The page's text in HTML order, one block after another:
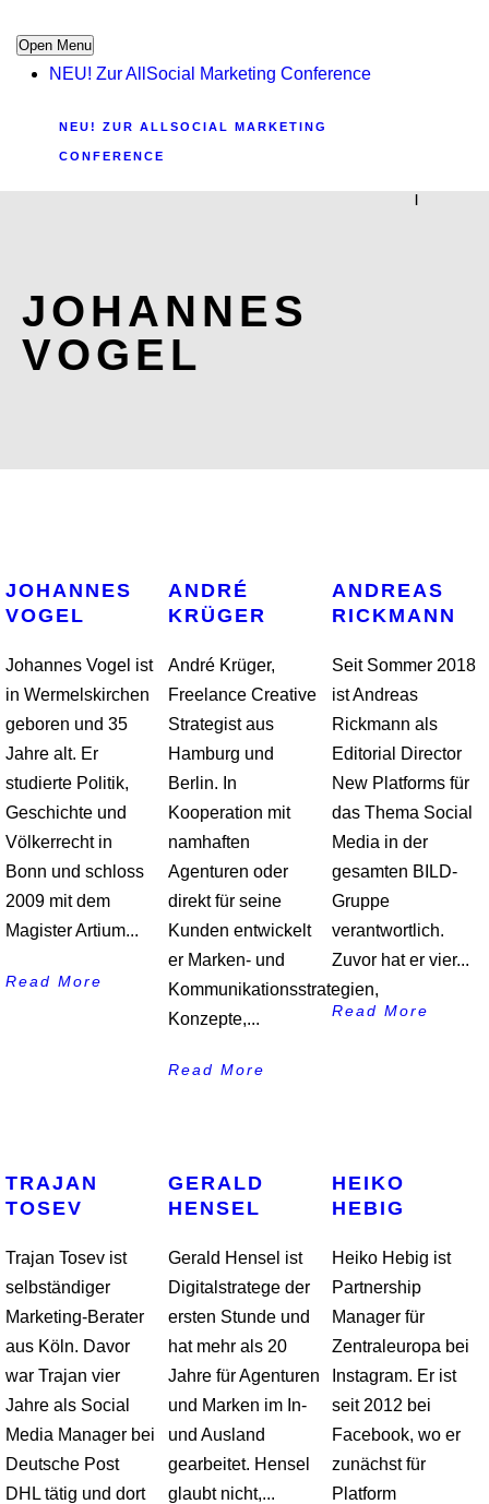
Open Menu
NEU! Zur AllSocial Marketing Conference
NEU! ZUR ALLSOCIAL MARKETING
CONFERENCE
|
JOHANNES
VOGEL
JOHANNES
VOGEL
Johannes Vogel ist
in Wermelskirchen
geboren und 35
Jahre alt. Er
studierte Politik,
Geschichte und
Völkerrecht in
Bonn und schloss
2009 mit dem
Magister Artium...
Read More
ANDRÉ
KRÜGER
André Krüger,
Freelance Creative
Strategist aus
Hamburg und
Berlin. In
Kooperation mit
namhaften
Agenturen oder
direkt für seine
Kunden entwickelt
er Marken- und
Kommunikationsstrategien,
Konzepte,...
Read More
ANDREAS
RICKMANN
Seit Sommer 2018
ist Andreas
Rickmann als
Editorial Director
New Platforms für
das Thema Social
Media in der
gesamten BILD-
Gruppe
verantwortlich.
Zuvor hat er vier...
Read More
TRAJAN
TOSEV
Trajan Tosev ist
selbständiger
Marketing-Berater
aus Köln. Davor
war Trajan vier
Jahre als Social
Media Manager bei
Deutsche Post
DHL tätig und dort
GERALD
HENSEL
Gerald Hensel ist
Digitalstratege der
ersten Stunde und
hat mehr als 20
Jahre für Agenturen
und Marken im In-
und Ausland
gearbeitet. Hensel
glaubt nicht,...
HEIKO
HEBIG
Heiko Hebig ist
Partnership
Manager für
Zentraleuropa bei
Instagram. Er ist
seit 2012 bei
Facebook, wo er
zunächst für
Platform